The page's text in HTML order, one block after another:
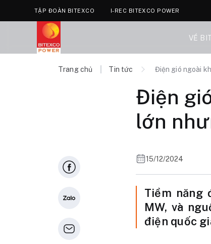
TẬP ĐOÀN BITEXCO I-REC BITEXCO POWER
VỀ
Trang chủ Tin tức Điện gió ngoài
Điện
lớn
15/12/2024
Tiềm năng
MW, và
điện quốc